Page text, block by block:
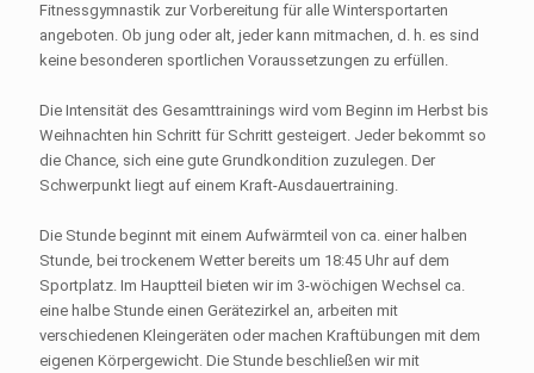
Fitnessgymnastik zur Vorbereitung für alle Wintersportarten
angeboten. Ob jung oder alt, jeder kann mitmachen, d. h. es sind
keine besonderen sportlichen Voraussetzungen zu erfüllen.
Die Intensität des Gesamttrainings wird vom Beginn im Herbst bis
Weihnachten hin Schritt für Schritt gesteigert. Jeder bekommt so
die Chance, sich eine gute Grundkondition zuzulegen. Der
Schwerpunkt liegt auf einem Kraft-Ausdauertraining.
Die Stunde beginnt mit einem Aufwärmteil von ca. einer halben
Stunde, bei trockenem Wetter bereits um 18:45 Uhr auf dem
Sportplatz. Im Hauptteil bieten wir im 3-wöchigen Wechsel ca.
eine halbe Stunde einen Gerätezirkel an, arbeiten mit
verschiedenen Kleingeräten oder machen Kraftübungen mit dem
eigenen Körpergewicht. Die Stunde beschließen wir mit